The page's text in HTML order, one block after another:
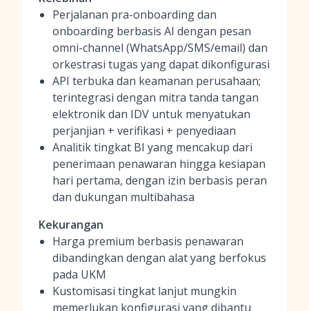
Perjalanan pra-onboarding dan
onboarding berbasis AI dengan pesan
omni-channel (WhatsApp/SMS/email) dan
orkestrasi tugas yang dapat dikonfigurasi
API terbuka dan keamanan perusahaan;
terintegrasi dengan mitra tanda tangan
elektronik dan IDV untuk menyatukan
perjanjian + verifikasi + penyediaan
Analitik tingkat BI yang mencakup dari
penerimaan penawaran hingga kesiapan
hari pertama, dengan izin berbasis peran
dan dukungan multibahasa
Kekurangan
Harga premium berbasis penawaran
dibandingkan dengan alat yang berfokus
pada UKM
Kustomisasi tingkat lanjut mungkin
memerlukan konfigurasi yang dibantu